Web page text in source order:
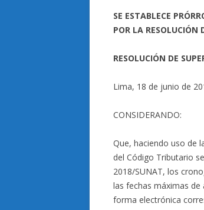
SE ESTABLECE
POR LA
RESOLUCIÓN DE
Lima, 18 de junio de
CONSIDERANDO:
Que, haciendo uso de
del Código Tributario
2018/SUNAT, los
las fechas máximas de
forma electrónica